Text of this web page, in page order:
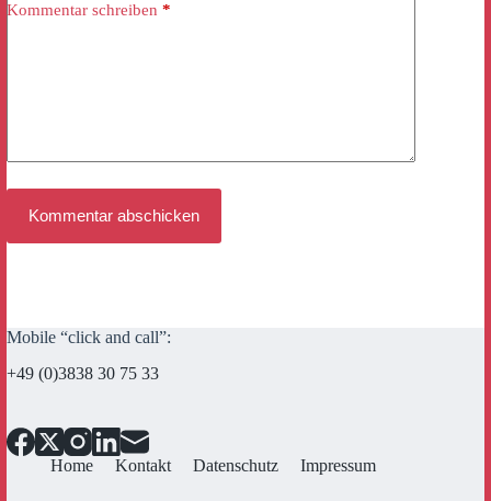
Kommentar schreiben *
Kommentar abschicken
Mobile “click and call”:
+49 (0)3838 30 75 33
Home Kontakt Datenschutz Impressum